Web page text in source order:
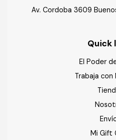
Av. Cordoba 3609
Quick
El Poder
Trabaja
Mi Gift